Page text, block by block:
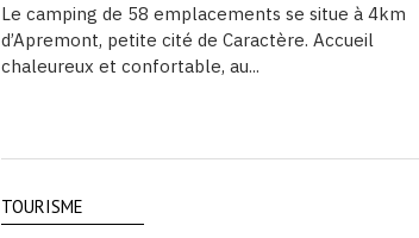
Le camping de 58 emplacements se situe à 4km
d’Apremont, petite cité de Caractère. Accueil
chaleureux et confortable, au...
TOURISME